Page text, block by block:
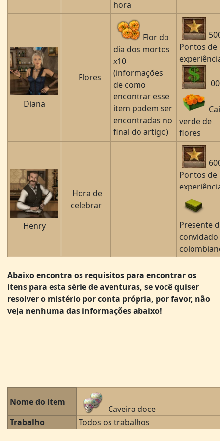
hora
Diana
Flores
Flor do
dia dos mortos
x10
(informações
de como
encontrar esse
item podem ser
encontradas no
final do artigo)
Pontos de
00
verde de
flores
Henry
Hora de
celebrar
Pontos de
Presente
convidado
Abaixo encontra os requisitos para encontrar os
itens para esta série de aventuras, se você quiser
resolver o mistério por conta própria, por favor, não
veja nenhuma das informações abaixo!
Nome do item
Caveira doce
Trabalho
Todos os trabalhos